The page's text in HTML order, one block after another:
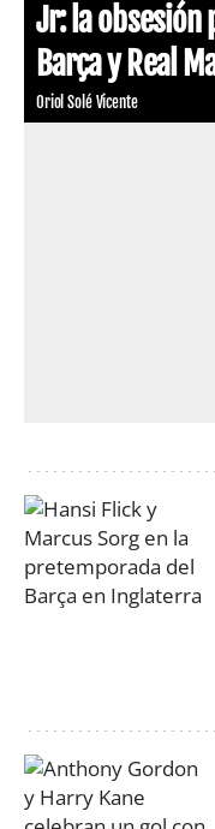
Jr: la obsesión
Barça y Real
Oriol Solé Vicente